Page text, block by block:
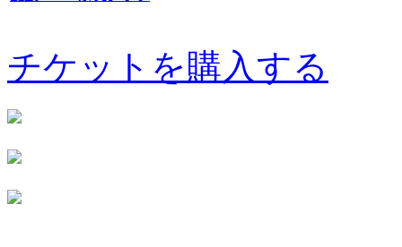
チケットを購入する